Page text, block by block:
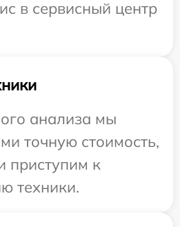
в сервисный центр
анализа мы
точную стоимость,
приступим к
техники.